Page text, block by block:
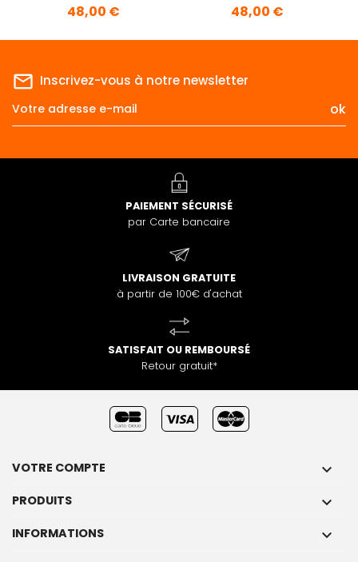
Prix
48,00 € Prix
48,00 €
mail_outline Inscrivez-vous à notre newsletter
PAIEMENT SÉCURISÉ
par Carte bancaire
LIVRAISON GRATUITE
à partir de 100€ d'achat
SATISFAIT OU REMBOURSÉ
Retour gratuit*
VOTRE COMPTE 
PRODUITS 
INFORMATIONS 